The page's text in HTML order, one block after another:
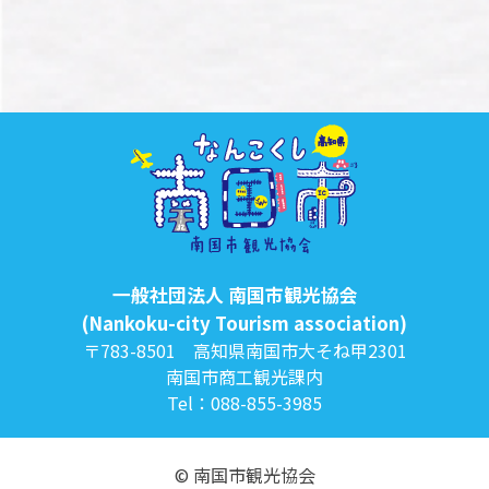
一般社団法人 南国市観光協会
(Nankoku-city Tourism association)
〒783-8501 高知県南国市大そね甲2301
南国市商工観光課内
Tel：088-855-3985
© 南国市観光協会